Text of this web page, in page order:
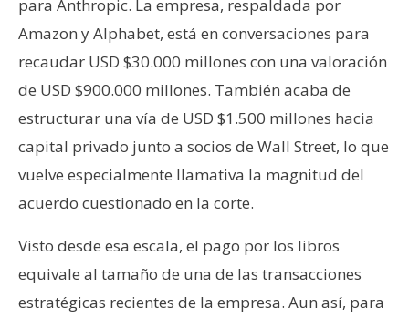
para Anthropic. La empresa, respaldada por
Amazon y Alphabet, está en conversaciones para
recaudar USD $30.000 millones con una valoración
de USD $900.000 millones. También acaba de
estructurar una vía de USD $1.500 millones hacia
capital privado junto a socios de Wall Street, lo que
vuelve especialmente llamativa la magnitud del
acuerdo cuestionado en la corte.
Visto desde esa escala, el pago por los libros
equivale al tamaño de una de las transacciones
estratégicas recientes de la empresa. Aun así, para